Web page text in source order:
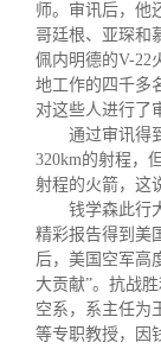
师。审讯后，他
哥廷根、亚琛和
佩内明德的V-22
地工作的四千多
对这些人进行了
通过审讯得
320km的射程，
射程的火箭，这
钱学森此行
精彩报告得到美
后，美国空军高
大贡献”。抗战
空系，系主任为
等专职教授，因